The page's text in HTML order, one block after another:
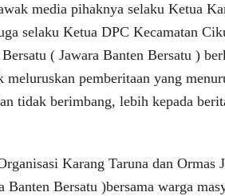
media pihaknya selaku Ketua
selaku Ketua DPC Kecamatan
( Jawara Banten Bersatu )
meluruskan pemberitaan yang
tidak berimbang, lebih kepada
Karang Taruna dan Ormas
Banten Bersatu )bersama warga